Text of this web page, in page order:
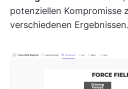
potenziellen Kompromisse
verschiedenen Ergebnissen.